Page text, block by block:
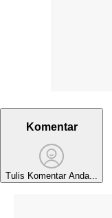
Komentar
Tulis Komentar Anda...